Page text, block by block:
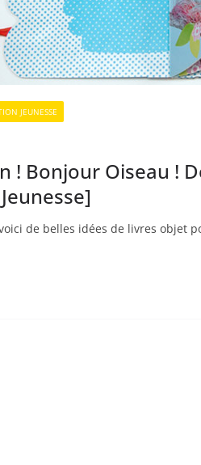
JEUNESSE
! Bonjour Oiseau !
de belles idées de livres objet